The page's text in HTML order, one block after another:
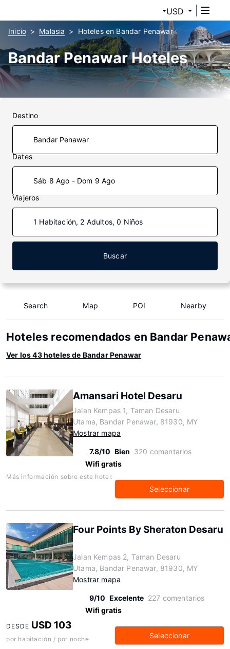
USD
Inicio Malasia Hoteles en Bandar Penawar
Bandar Penawar Hoteles
Destino
Dates
Sáb 8 Ago - Dom 9 Ago
Viajeros
1 Habitación, 2 Adultos, 0 Niños
Buscar
Search Map POI Nearby
Hoteles recomendados en Bandar
Ver los 43 hoteles de Bandar Penawar
Amansari Hotel Desaru
Jalan Kempas 1, Taman Desaru
Utama, Bandar Penawar, 81930, MY
Mostrar mapa
7.8/10 Bien 320 comentarios
Wifi gratis
Más información sobre este hotel:
Seleccionar
Four Points By Sheraton Desaru
Jalan Kempas 2, Taman Desaru
Utama, Bandar Penawar, 81930, MY
Mostrar mapa
9/10 Excelente 227 comentarios
Wifi gratis
DESDE USD 103
por habitación / por noche Seleccionar